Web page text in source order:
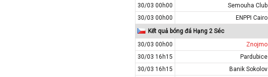
30/03 00h00
Semouha Club
30/03 00h00
ENPPI Cairo
Kết quả bóng đá Hạng 2 Séc
30/03 00h00
Znojmo
30/03 16h15
Pardubice
30/03 16h15
Banik Sokolov